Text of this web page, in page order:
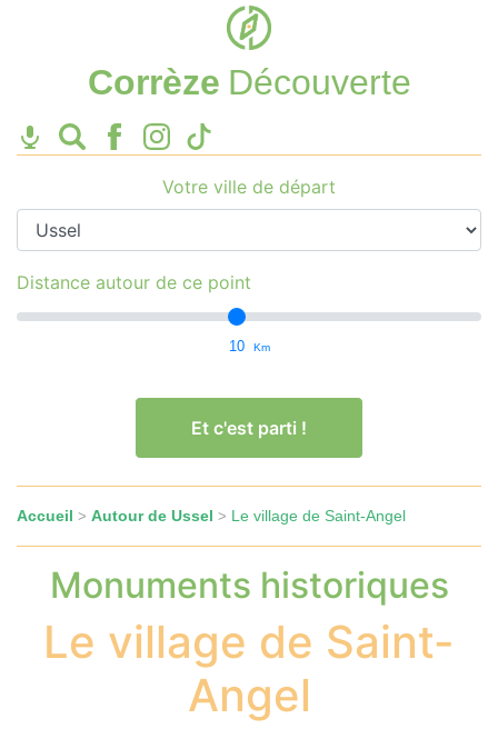
Corrèze Découverte
Votre ville de départ
Distance autour de ce point
10 Km
Et c'est parti !
Accueil > Autour de Ussel > Le village de Saint-Angel
Monuments historiques
Le village de Saint-
Angel